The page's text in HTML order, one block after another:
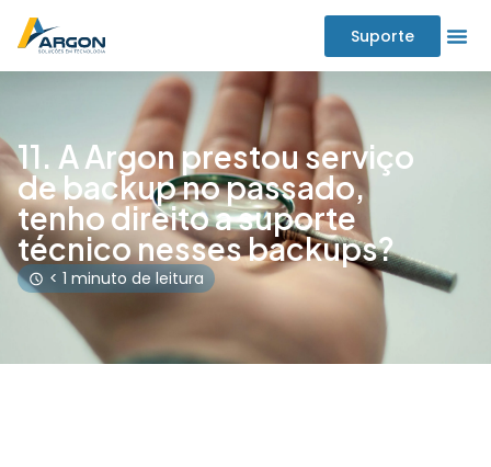
Suporte
11. A Argon prestou serviço
de backup no passado,
tenho direito a suporte
técnico nesses backups?
< 1 minuto de leitura